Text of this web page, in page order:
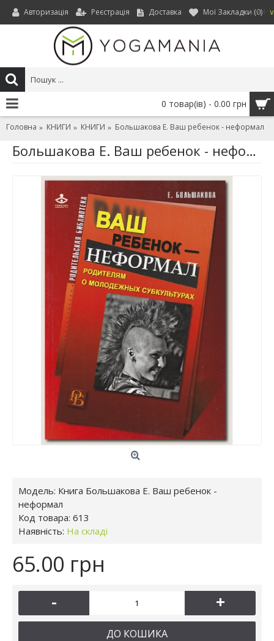
UAH ∨
Авторизація Реєстрація Доставка Мої Закладки (0)
0 товар(ів) - 0.00 грн
Головна КНИГИ КНИГИ Большакова Е. Ваш ребенок - неформал
Большакова Е. Ваш ребенок - неформал
Модель: Книга Большакова Е. Ваш ребенок -
неформал
Код товара: 613
Наявність: На складі
65.00 грн
- +
ДО КОШИКА